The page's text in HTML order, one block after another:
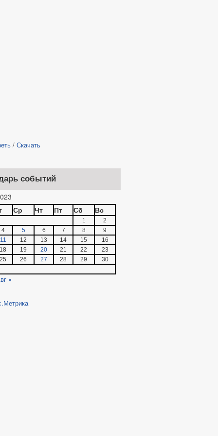
/ Скачать
событий
Ср Чт Пт Сб Вс
1
2
4
5 6 7 8
9
11
12 13 14 15
16
18
19 20 21 22
23
25
26 27 28 29 30
»